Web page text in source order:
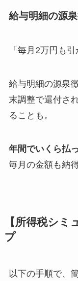
給与明細の源
「毎月2万円も
給与明細の源泉
末調整で還付さ
ることも。
年間でいくら払
毎月の金額も納
【所得税シミ
プ
以下の手順で、